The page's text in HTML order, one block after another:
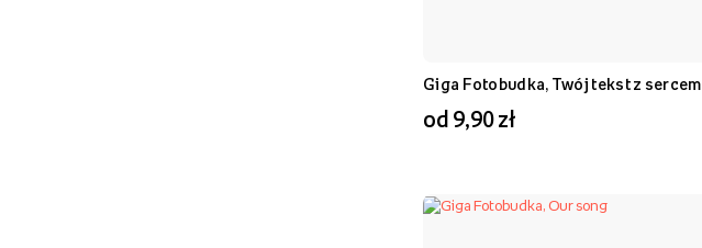
Giga Fotobudka, Twój tekst z sercem
od 9,90 zł